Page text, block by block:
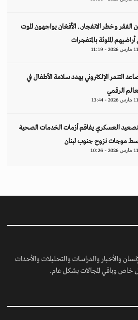
الفقر وخطر الانفجار.. الأفغان يواجهون الموت
أراضيهم الملوثة بالمتفجرات
11 مارس 2026 - 11:19
التنمر الإلكتروني يهدد سلامة الأطفال في
الرقمي
11 مارس 2026 - 13:44
العسكري يفاقم أزمات الخدمات الصحية
موجات نزوح جنوب لبنان
11 مارس 2026 - 10:26
والأخبار والدراسات والتحليلات والأحداث
خاص وباقي المجالات بشكل عام.